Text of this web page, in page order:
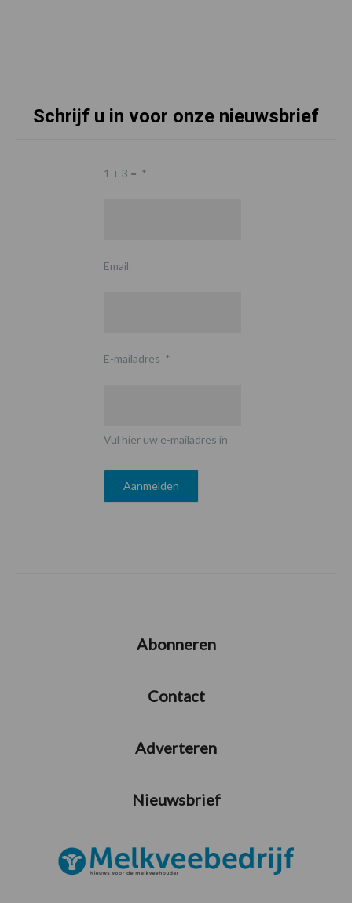
Schrijf u in voor onze nieuwsbrief
1 + 3 = *
Email
E-mailadres *
Vul hier uw e-mailadres in
Abonneren
Contact
Adverteren
Nieuwsbrief